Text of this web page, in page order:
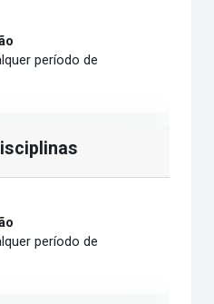
período de
período de